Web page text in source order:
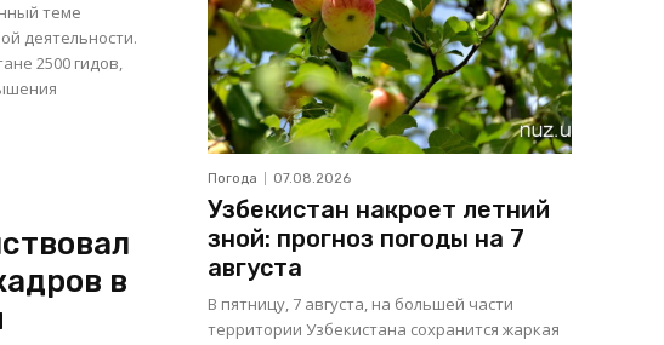
теме
деятельности.
2500 гидов,
в
Погода 07.08.2026
Узбекистан накроет летний
зной: прогноз погоды на 7
августа
В пятницу, 7 августа, на большей части
территории Узбекистана сохранится жаркая